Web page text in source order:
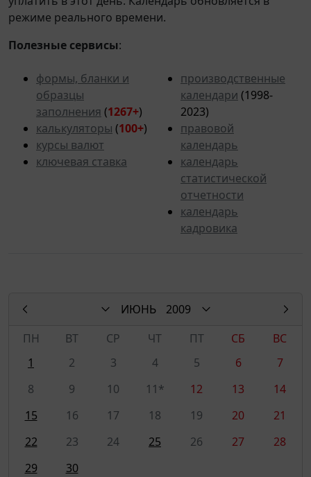
режиме реального времени.
Полезные сервисы:
формы, бланки и
образцы
заполнения (1267+)
калькуляторы (100+)
курсы валют
ключевая ставка
производственные
календари (1998-
2023)
правовой
календарь
календарь
статистической
отчетности
календарь
кадровика
ИЮНЬ
2009
ПН
ВТ СР ЧТ ПТ СБ
ВС
1
2 3 4 5 6
7
8
9 10 11* 12 13
14
15
16 17 18 19 20
21
22
23 24 25 26 27
28
29
30